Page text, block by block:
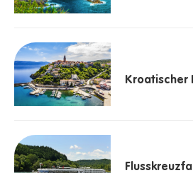
Kroatischer